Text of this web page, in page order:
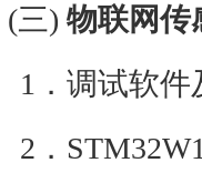
(三) 物联网传
1．调试软
2．